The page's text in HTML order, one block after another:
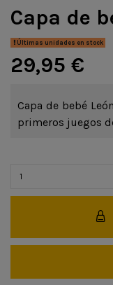
Capa de
Últimas unidades en stock
29,95 €
Capa de bebé
primeros juegos